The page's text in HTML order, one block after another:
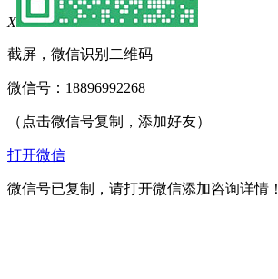
X
截屏，微信识别二维码
微信号： 18896992268
（点击微信号复制，添加好友）
打开微信
微信号已复制，请打开微信添加咨询详情！